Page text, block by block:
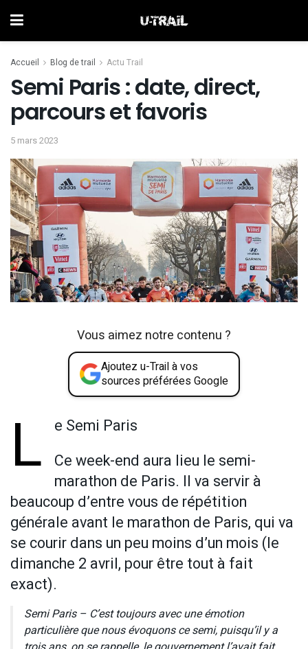
Accueil Blog de trail Actu Trail
Semi Paris : date, direct,
parcours et favoris
5 mars 2023
Vous aimez notre contenu ?
Ajoutez u-Trail à vos
sources préférées Google
L
e Semi Paris
Ce week-end aura lieu le semi-
marathon de Paris. Il va servir à
beaucoup d’entre vous de répétition
générale avant le marathon de Paris, qui va
se courir dans un peu moins d’un mois (le
dimanche 2 avril, pour être tout à fait
exact).
Semi Paris – C’est toujours avec une émotion
particulière que nous évoquons ce semi, puisqu’il y a